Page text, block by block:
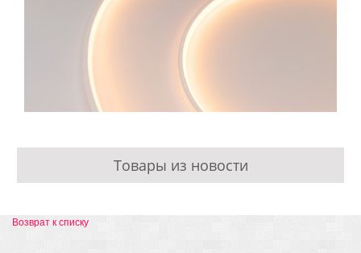
Товары из новости
Возврат к списку